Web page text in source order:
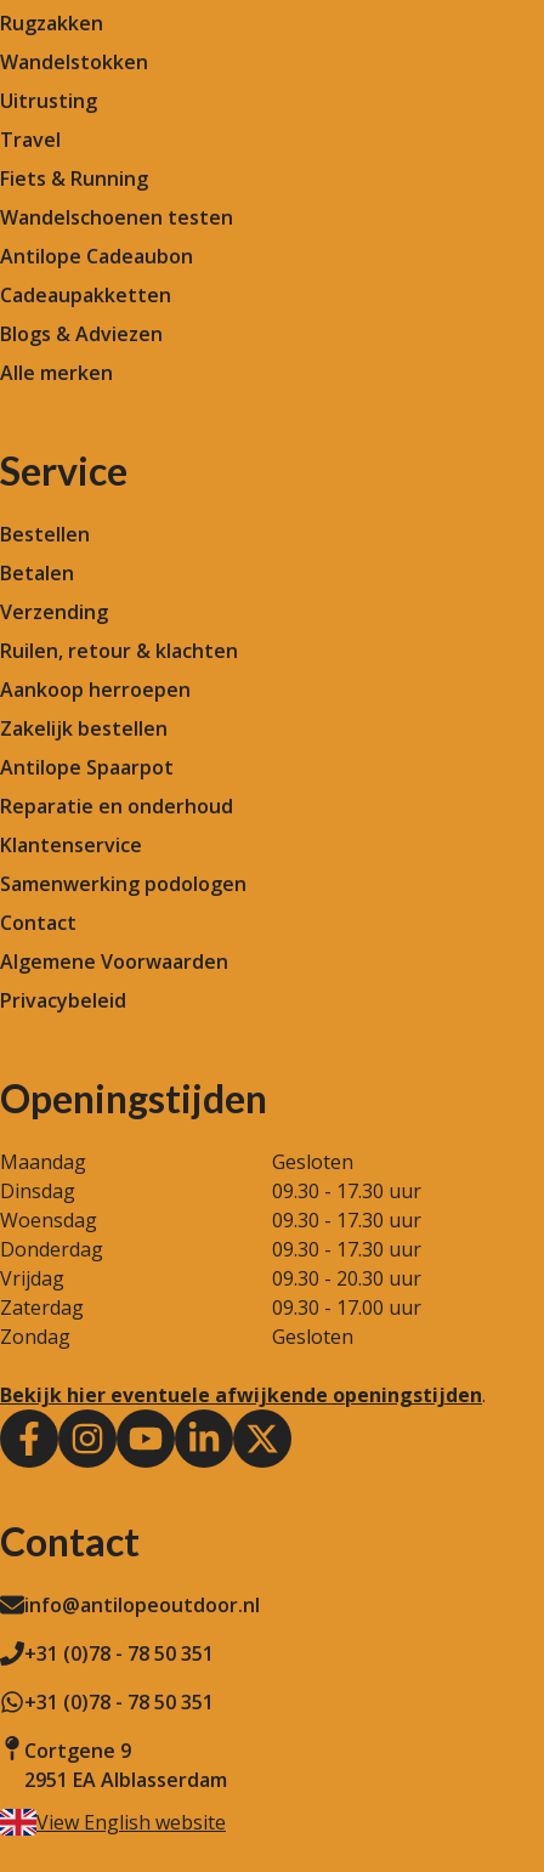
Rugzakken
Wandelstokken
Uitrusting
Travel
Fiets & Running
Wandelschoenen testen
Antilope Cadeaubon
Cadeaupakketten
Blogs & Adviezen
Alle merken
Service
Bestellen
Betalen
Verzending
Ruilen, retour & klachten
Aankoop herroepen
Zakelijk bestellen
Antilope Spaarpot
Reparatie en onderhoud
Klantenservice
Samenwerking podologen
Contact
Algemene Voorwaarden
Privacybeleid
Openingstijden
Maandag
Gesloten
Dinsdag
09.30 - 17.30 uur
Woensdag
09.30 - 17.30 uur
Donderdag
09.30 - 17.30 uur
Vrijdag
09.30 - 20.30 uur
Zaterdag
09.30 - 17.00 uur
Zondag
Gesloten
Bekijk hier eventuele afwijkende openingstijden.
Contact
info@antilopeoutdoor.nl
+31 (0)78 - 78 50 351
+31 (0)78 - 78 50 351
Cortgene 9
2951 EA Alblasserdam
View English website